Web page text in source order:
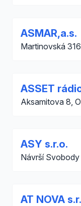
ASMAR,a.s.
Martinovská
ASSET
Aksamitova 8,
ASY s.r.o.
Návrší Svobody
AT NOVA